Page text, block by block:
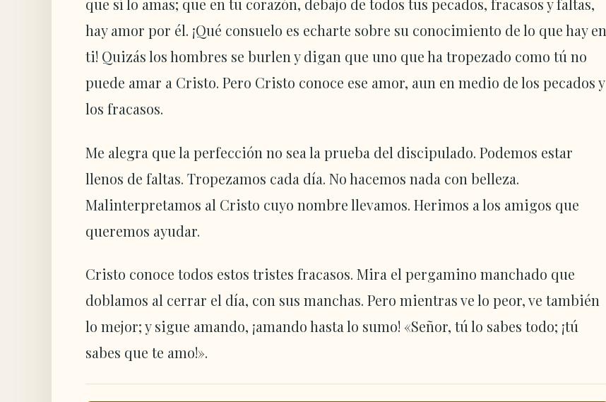
que sí lo amas; que en tu corazón, debajo de todos tus pecados, fracasos y faltas,
hay amor por él. ¡Qué consuelo es echarte sobre su conocimiento de lo que hay en
ti! Quizás los hombres se burlen y digan que uno que ha tropezado como tú no
puede amar a Cristo. Pero Cristo conoce ese amor, aun en medio de los pecados y
los fracasos.
Me alegra que la perfección no sea la prueba del discipulado. Podemos estar
llenos de faltas. Tropezamos cada día. No hacemos nada con belleza.
Malinterpretamos al Cristo cuyo nombre llevamos. Herimos a los amigos que
queremos ayudar.
Cristo conoce todos estos tristes fracasos. Mira el pergamino manchado que
doblamos al cerrar el día, con sus manchas. Pero mientras ve lo peor, ve también
lo mejor; y sigue amando, ¡amando hasta lo sumo! «Señor, tú lo sabes todo; ¡tú
sabes que te amo!».